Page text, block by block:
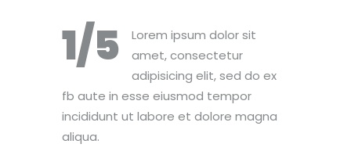
1/5
Lorem ipsum dolor sit
amet, consectetur
adipisicing elit, sed do ex
fb aute in esse eiusmod tempor
incididunt ut labore et dolore magna
aliqua.